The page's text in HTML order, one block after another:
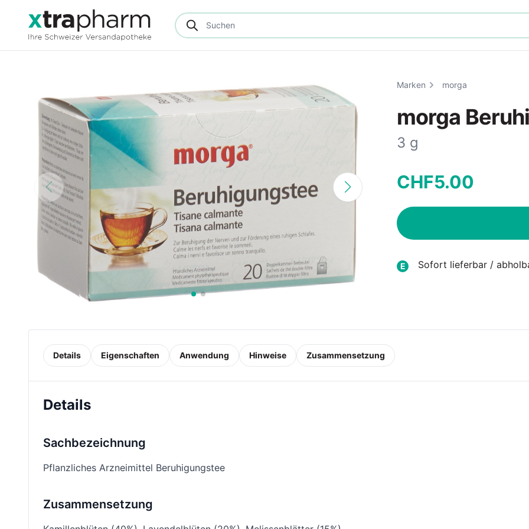
Marken morga
morga
3 g
CHF5.00
E Sofort lieferbar /
Details Eigenschaften Anwendung Hinweise Zusammensetzung
Details
Sachbezeichnung
Pflanzliches Arzneimittel Beruhigungstee
Zusammensetzung